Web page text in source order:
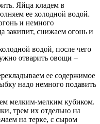
Яйца кладем в
ее холодной водой.
и немного
закипит, снижаем огонь и
водой, после чего
отварить овощи –
ее содержимое
надо немного подавить
мелким-мелким кубиком.
трем их отдельно на
на терке, с сыром